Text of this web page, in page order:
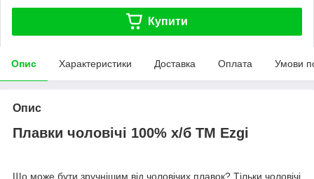
Купити
Опис Характеристики Доставка Оплата Умови
Опис
Плавки чоловічі 100% х/б ТМ Ezgi
Що може бути зручнішим від чоловічих плавок? Тільки чоловічі